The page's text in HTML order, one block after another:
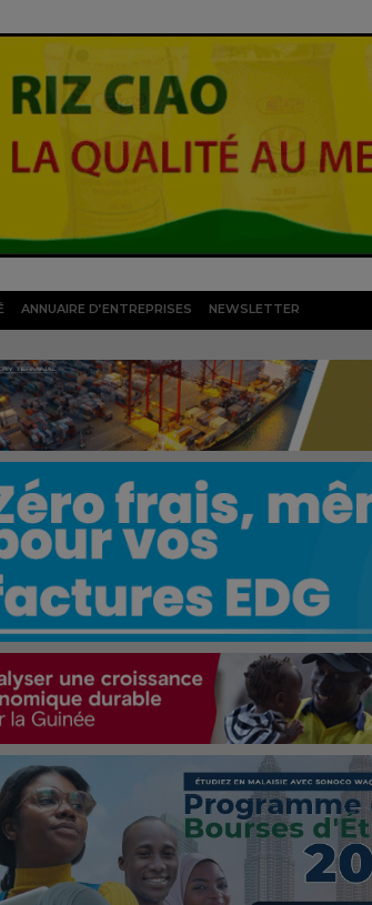
ANNUAIRE D’ENTREPRISES NEWSLETTER